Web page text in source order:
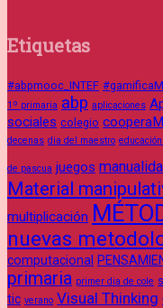
Etiquetas
#abpmooc_INTEF
1º primaria abp aplicaciones
sociales colegio
decenas dia del maestro
de pascua juegos
Material
multiplicación
nuevas
computacional
primaria primer dia de cole
tic verano Visual Thinking